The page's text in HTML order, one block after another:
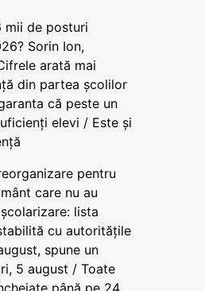
mii de posturi
Sorin Ion,
arată mai
din partea școlilor
că peste un
elevi / Este și
pentru
care nu au
lista
cu autoritățile
spune un
5 august / Toate
până pe 24